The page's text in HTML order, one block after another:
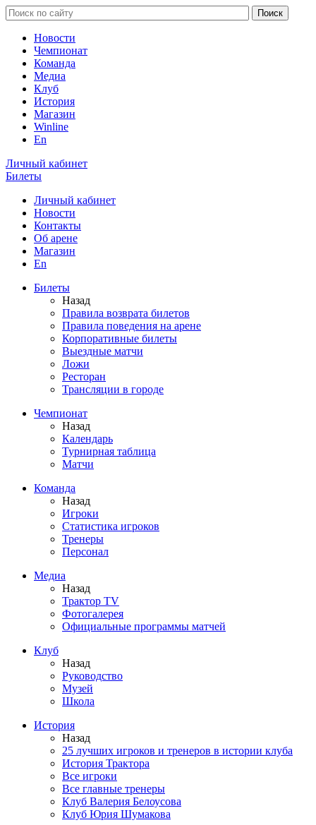
Новости
Чемпионат
Команда
Медиа
Клуб
История
Магазин
Winline
En
Личный кабинет
Билеты
Личный кабинет
Новости
Контакты
Об арене
Магазин
En
Билеты
Назад
Правила возврата билетов
Правила поведения на арене
Корпоративные билеты
Выездные матчи
Ложи
Ресторан
Трансляции в городе
Чемпионат
Назад
Календарь
Турнирная таблица
Матчи
Команда
Назад
Игроки
Статистика игроков
Тренеры
Персонал
Медиа
Назад
Трактор TV
Фотогалерея
Официальные программы матчей
Клуб
Назад
Руководство
Музей
Школа
История
Назад
25 лучших игроков и тренеров в истории клуба
История Трактора
Все игроки
Все главные тренеры
Клуб Валерия Белоусова
Клуб Юрия Шумакова